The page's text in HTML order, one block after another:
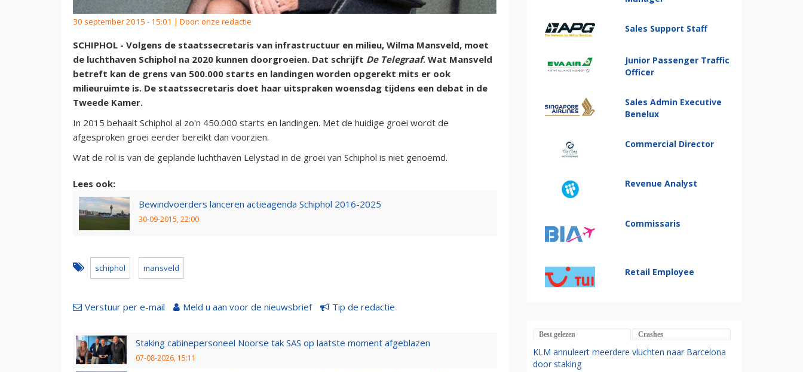
30 september 2015 - 15:01 | Door: onze redactie
SCHIPHOL - Volgens de staatssecretaris van infrastructuur en milieu, Wilma Mansveld, moet
de luchthaven Schiphol na 2020 kunnen doorgroeien. Dat schrijft De Telegraaf. Wat Mansveld
betreft kan de grens van 500.000 starts en landingen worden opgerekt mits er ook
milieuruimte is. De staatssecretaris doet haar uitspraken woensdag tijdens een debat in de
Tweede Kamer.
In 2015 behaalt Schiphol al zo'n 450.000 starts en landingen. Met de huidige groei wordt de
afgesproken groei eerder bereikt dan voorzien.
Wat de rol is van de geplande luchthaven Lelystad in de groei van Schiphol is niet genoemd.
Lees ook:
Bewindvoerders lanceren actieagenda Schiphol 2016-2025
30-09-2015, 22:00
schiphol mansveld
Verstuur per e-mail Meld u aan voor de nieuwsbrief Tip de redactie
Staking cabinepersoneel Noorse tak SAS op laatste moment afgeblazen
07-08-2026, 15:11
Sales Support Staff
Junior Passenger Traffic
Officer
Sales Admin Executive
Benelux
Commercial Director
Revenue Analyst
Commissaris
Retail Employee
Best gelezen Crashes
KLM annuleert meerdere vluchten naar Barcelona
door staking